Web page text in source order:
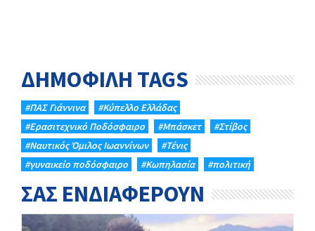
ΔΗΜΟΦΙΛΗ TAGS
#ΠΑΣ Γιάννινα
#Κύπελλο Ελλάδας
#Eρασιτεχνικό Ποδόσφαιρο
#Μπάσκετ
#Στίβος
#Ναυτικός Όμιλος Ιωαννίνων
#Τένις
#γυναικείο ποδόσφαιρο
#Κωπηλασία #πολιτική
ΣΑΣ ΕΝΔΙΑΦΕΡΟΥΝ